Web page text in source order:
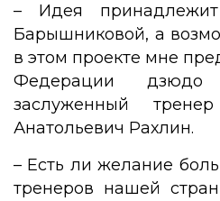
– Идея
Барышниковой, а
в этом проекте мне
Федерации дзюдо
заслуженный
Анатольевич Рахлин.
– Есть ли желание
тренеров нашей